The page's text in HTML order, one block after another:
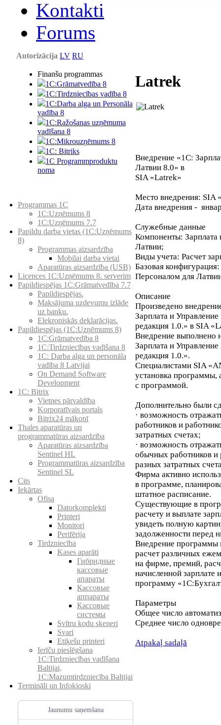
Kontakti
Forums
Autorizācija LV RU
Finanšu programmas
1C:Grāmatvedība 8
1C:Tirdzniecības vadība 8
1C:Darba alga un Personāla
vadība 8
1C:Ražošanas uzņēmuma
vadīšana 8
1С:Мikrouzņēmums 8
1C: Bitriks
1C Programmproduktu
noma
Programmas 1C
1C:Uzņēmums 8
1C:Uzņēmums 7.7
Papildu darba vietas (1C:Uzņēmums
8)
Programmas aizsardzība
Mobilai darba vietai
Aparatūras aizsardzība (USB)
Licences 1C:Uzņēmums 8. serverim
Papildiespējas 1C:Grāmatvedība 7.7
Papildiespējas.
Maksājuma uzdevumu izlāde
uz banku.
Elekroniskās deklarācijas.
Papildiespējas (1C:Uzņēmums 8)
1C:Grāmatvedība 8
1C:Tirdzniecības vadīšana 8
1С: Darba alga un personāla
vadība 8 Latvijai
On Demand Software
Development
1C: Bitrix
Vietnes pārvaldība
Korporatīvais portals
Bitrix24 mākonī
Thales aparatūras un
programmatūras aizsardzība
Aparatūras aizsardzība
Sentinel HL
Programmatūras aizsardzība
Sentinel SL
Cits
Iekārtas
Ofisa
Datorkomplekti
Printeri
Monitori
Perifērija
Tirdzniecība
Kases aparāti
Гибридные
кассовые
апараты
Кассовые
аппараты
Кассовые
системы
Svītru kodu skeneri
Svari
Etiķešu printeri
Ierīču pieslēgšana
1C:Tirdzniecības vadīšana
Baltijai,
1C:Mazumtirdzniecība Baltijai
Termināli un Infokioski
Jaunumu saņemšana
Latrek
Внедрение «1С:
Латвии 8.0» в
SIA «Latrek»
Место внедрения: SIA
Дата внедрения -
Служебные данные
Компоненты: Зарплата
Латвии;
Виды учета: Расчет
Базовая
Персоналом для
Описание
Произведено
Зарплата и
редакция 1.0.» в SIA
Внедрение выполнено
Зарплата и
редакция 1.0.».
Специалистами SIA
установка программы,
с программой.
Дополнительно были
· возможность
работников и
затратных счетах;
· возможность
обычных работников и
разных затратных
Фирма активно
в программе,
штатное расписание.
Существующие в
расчету и выплате
увидеть полную
задолженности перед
Внедрение программы
расчет различных
на фирме, премий,
начисленной зарплате
программу
Параметры
Общее число
Среднее число
Atpakaļ sadaļā